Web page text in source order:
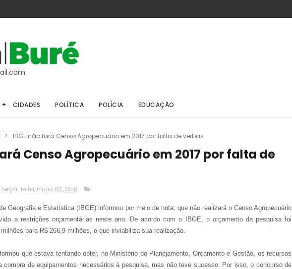
CIDADES POLÍTICA POLÍCIA EDUCAÇÃO
> IBGE não fará Censo Agropecuário em 2017 por falta de verbas
Censo Agropecuário em 2017 por falta de
terça-feira, maio 03, 2016
Geografia e Estatística (IBGE) informou por meio de nota, que não realizará o Censo Agropecuário
a restrições orçamentárias neste ano. De acordo com o IBGE, o orçamento da pesquisa foi
para R$ 266,9 milhões, o que inviabiliza sua realização.
que estava tentando obter, no Ministério do Planejamento, Orçamento e Gestão, os recursos
compra de equipamentos necessários à pesquisa, mas não teve sucesso. Por isso, o concurso de